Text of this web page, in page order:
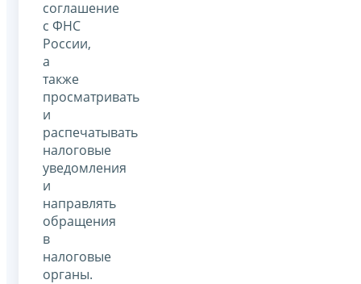
соглашение
с ФНС
России,
а
также
просматривать
и
распечатывать
налоговые
уведомления
и
направлять
обращения
в
налоговые
органы.